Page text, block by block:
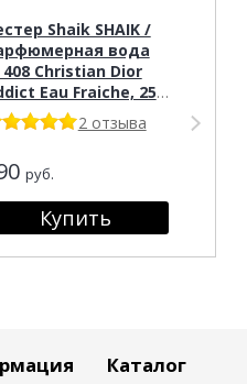
Shaik SHAIK /
вода
Christian Dior
Eau Fraiche, 25
Tester 2 отзыва
руб.
Каталог